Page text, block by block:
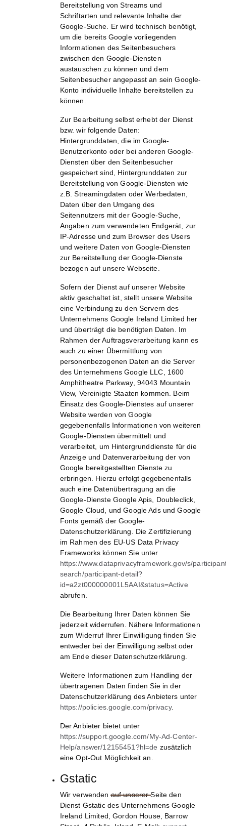
Bereitstellung von Streams und
Schriftarten und relevante Inhalte der
Google-Suche. Er wird technisch benötigt,
um die bereits Google vorliegenden
Informationen des Seitenbesuchers
zwischen den Google-Diensten
austauschen zu können und dem
Seitenbesucher angepasst an sein Google-
Konto individuelle Inhalte bereitstellen zu
können.
Zur Bearbeitung selbst erhebt der Dienst
bzw. wir folgende Daten:
Hintergrunddaten, die im Google-
Benutzerkonto oder bei anderen Google-
Diensten über den Seitenbesucher
gespeichert sind, Hintergrunddaten zur
Bereitstellung von Google-Diensten wie
z.B. Streamingdaten oder Werbedaten,
Daten über den Umgang des
Seitennutzers mit der Google-Suche,
Angaben zum verwendeten Endgerät, zur
IP-Adresse und zum Browser des Users
und weitere Daten von Google-Diensten
zur Bereitstellung der Google-Dienste
bezogen auf unsere Webseite.
Sofern der Dienst auf unserer Website
aktiv geschaltet ist, stellt unsere Website
eine Verbindung zu den Servern des
Unternehmens Google Ireland Limited her
und überträgt die benötigten Daten. Im
Rahmen der Auftragsverarbeitung kann es
auch zu einer Übermittlung von
personenbezogenen Daten an die Server
des Unternehmens Google LLC, 1600
Amphitheatre Parkway, 94043 Mountain
View, Vereinigte Staaten kommen. Beim
Einsatz des Google-Dienstes auf unserer
Website werden von Google
gegebenenfalls Informationen von weiteren
Google-Diensten übermittelt und
verarbeitet, um Hintergrunddienste für die
Anzeige und Datenverarbeitung der von
Google bereitgestellten Dienste zu
erbringen. Hierzu erfolgt gegebenenfalls
auch eine Datenübertragung an die
Google-Dienste Google Apis, Doubleclick,
Google Cloud, und Google Ads und Google
Fonts gemäß der Google-
Datenschutzerklärung. Die Zertifizierung
im Rahmen des EU-US Data Privacy
Frameworks können Sie unter
https://www.dataprivacyframework.gov/s/
search/participant-detail?
id=a2zt000000001L5AAI&status=Active
abrufen.
Die Bearbeitung Ihrer Daten können Sie
jederzeit widerrufen. Nähere Informationen
zum Widerruf Ihrer Einwilligung finden Sie
entweder bei der Einwilligung selbst oder
am Ende dieser Datenschutzerklärung.
Weitere Informationen zum Handling der
übertragenen Daten finden Sie in der
Datenschutzerklärung des Anbieters unter
https://policies.google.com/privacy.
Der Anbieter bietet unter
https://support.google.com/My-Ad-Center-
Help/answer/12155451?hl=de zusätzlich
eine Opt-Out Möglichkeit an.
Gstatic
Wir verwenden auf unserer Seite den
Dienst Gstatic des Unternehmens Google
Ireland Limited, Gordon House, Barrow